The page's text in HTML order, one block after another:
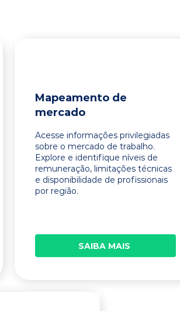
Mapeamento de
mercado
Acesse informações privilegiadas
sobre o mercado de trabalho.
Explore e identifique níveis de
remuneração, limitações técnicas
e disponibilidade de profissionais
por região.
SAIBA MAIS